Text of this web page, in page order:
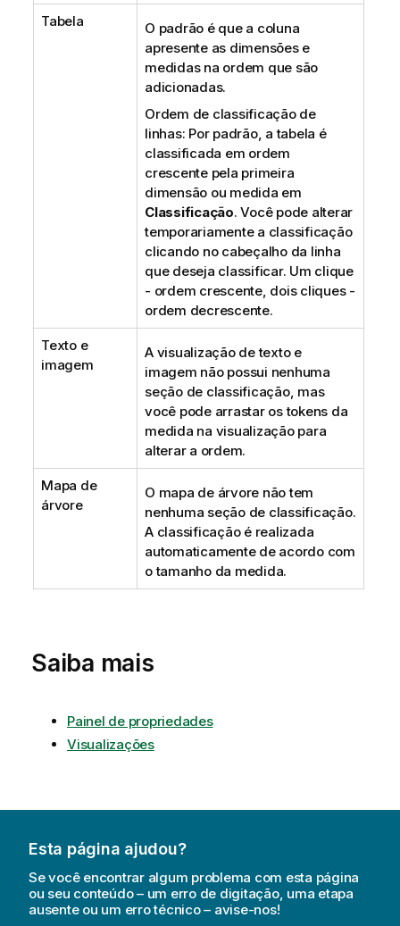
Tabela
O padrão é que a coluna
apresente as dimensões e
medidas na ordem que são
adicionadas.
Ordem de classificação de
linhas: Por padrão, a tabela é
classificada em ordem
crescente pela primeira
dimensão ou medida em
Classificação. Você pode alterar
temporariamente a classificação
clicando no cabeçalho da linha
que deseja classificar. Um clique
- ordem crescente, dois cliques -
ordem decrescente.
Texto e
imagem
A visualização de texto e
imagem não possui nenhuma
seção de classificação, mas
você pode arrastar os tokens da
medida na visualização para
alterar a ordem.
Mapa de
árvore
O mapa de árvore não tem
nenhuma seção de classificação.
A classificação é realizada
automaticamente de acordo com
o tamanho da medida.
Saiba mais
Painel de propriedades
Visualizações
Esta página ajudou?
Se você encontrar algum problema com esta página
ou seu conteúdo – um erro de digitação, uma etapa
ausente ou um erro técnico – avise-nos!